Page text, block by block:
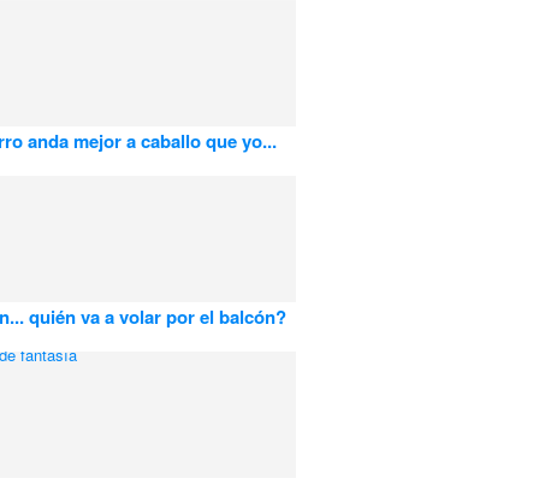
anda mejor a caballo que yo...
quién va a volar por el balcón?